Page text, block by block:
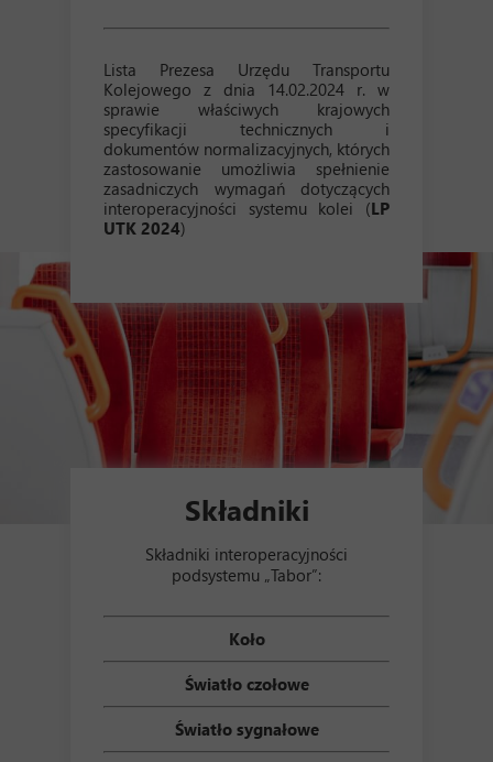
Składniki
Składniki interoperacyjności
podsystemu „Tabor”:
Koło
Światło czołowe
Światło sygnałowe
Lista Prezesa Urzędu Transportu
Kolejowego z dnia 14.02.2024 r. w
sprawie właściwych krajowych
specyfikacji technicznych i
dokumentów normalizacyjnych, których
zastosowanie umożliwia spełnienie
zasadniczych wymagań dotyczących
interoperacyjności systemu kolei (LP
UTK 2024)